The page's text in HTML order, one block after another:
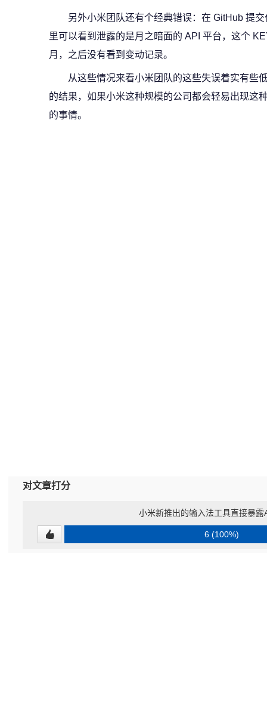
另外小米团队还有个经典错误：在 GitHub 提
里可以看到泄露的是月之暗面的 API 平台，这个
月，之后没有看到变动记录。
从这些情况来看小米团队的这些失误着实有些
的结果，如果小米这种规模的公司都会轻易出现这
的事情。
对文章打分
小米新推出的输入法工具直接暴露
6 (100%)